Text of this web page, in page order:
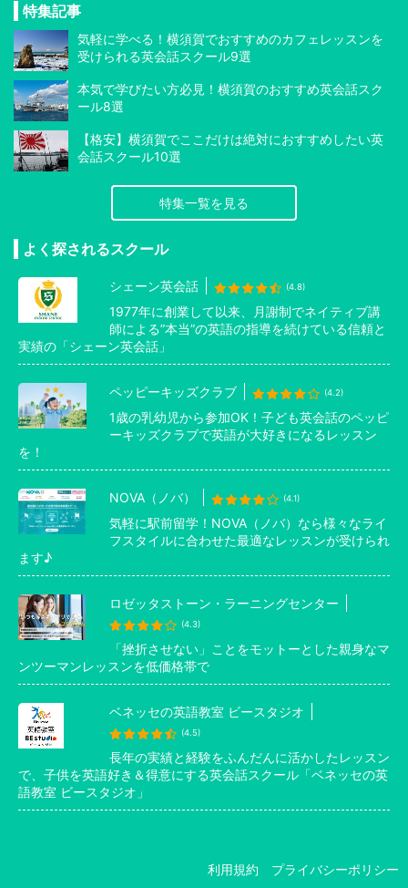
特集記事
気軽に学べる！横須賀でおすすめのカフェレッスンを
受けられる英会話スクール9選
本気で学びたい方必見！横須賀のおすすめ英会話スク
ール8選
【格安】横須賀でここだけは絶対におすすめしたい英
会話スクール10選
特集一覧を見る
よく探されるスクール
シェーン英会話 (4.8)
1977年に創業して以来、月謝制でネイティブ講
師による”本当”の英語の指導を続けている信頼と
実績の「シェーン英会話」
ペッピーキッズクラブ (4.2)
1歳の乳幼児から参加OK！子ども英会話のペッピ
ーキッズクラブで英語が大好きになるレッスン
を！
NOVA（ノバ） (4.1)
気軽に駅前留学！NOVA（ノバ）なら様々なライ
フスタイルに合わせた最適なレッスンが受けられ
ます♪
ロゼッタストーン・ラーニングセンター
(4.3)
「挫折させない」ことをモットーとした親身なマ
ンツーマンレッスンを低価格帯で
ベネッセの英語教室 ビースタジオ
(4.5)
長年の実績と経験をふんだんに活かしたレッスン
で、子供を英語好き＆得意にする英会話スクール「ベネッセの英
語教室 ビースタジオ」
利用規約 プライバシーポリシー